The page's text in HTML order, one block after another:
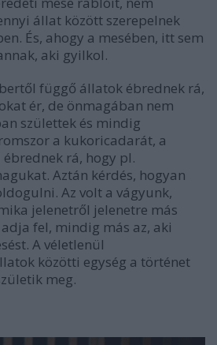
állat között szerepelnek
És, ahogy a mesében, itt sem
aki gyilkol.
függő állatok ébrednek rá,
ér, de önmagában nem
születtek és mindig
a kukoricadarát, a
rá, hogy pl.
Aztán kérdés, hogyan
Az volt a vágyunk,
jelenetről jelenetre más
fel, mindig más az, aki
A véletlenül
közötti egység a történet
meg.